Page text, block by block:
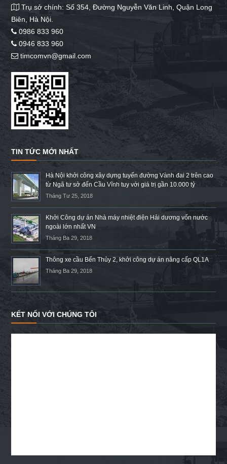
Trụ sở chính: Số 354, Đường Nguyễn Văn Linh, Quận Long
Biên, Hà Nội.
0986 833 960
0946 833 960
timcomvn@gmail.com
TIN TỨC MỚI NHẤT
Hà Nội khởi công xây dựng tuyến đường Vành đai 2 trên cao
từ Ngã tư sở đến Cầu Vĩnh tuy với giá trị gần 10.000 tỷ
Tháng Tư 25, 2018
Khởi Công dự án Nhà máy nhiệt điện Hải dương vốn nước
ngoài lớn nhất VN
Tháng Ba 29, 2018
Thông xe cầu Bến Thủy 2, khởi công dự án nâng cấp QL1A
Tháng Ba 29, 2018
KẾT NỐI VỚI CHÚNG TÔI